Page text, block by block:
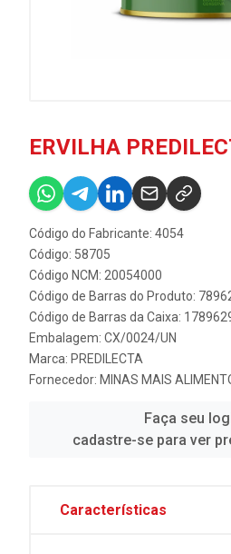
ERVILHA
Código do Fabricante: 4054
Código: 58705
Código NCM: 20054000
Código de Barras do Produto:
Código de Barras da Caixa:
Embalagem: CX/0024/UN
Marca: PREDILECTA
Fornecedor: MINAS MAIS
Faça seu
cadastre-se para ver
Características